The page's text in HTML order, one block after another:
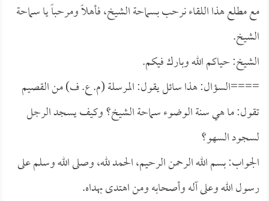
مع مطلع هذا اللقاء نرحب بسماحة الشيخ، فأهلاً ومرحباً يا سماحة
الشيخ.
الشيخ: حياكم الله وبارك فيكم.
====السؤال: هذا سائل يقول: المرسلة (م. ع. ف) من القصيم
تقول: ما هي سنة الوضوء سماحة الشيخ؟ وكيف يسجد الرجل
لسجود السهو؟
الجواب: بسم الله الرحمن الرحيم، الحمد لله، وصلى الله وسلم على
رسول الله وعلى آله وأصحابه ومن اهتدى بهداه.